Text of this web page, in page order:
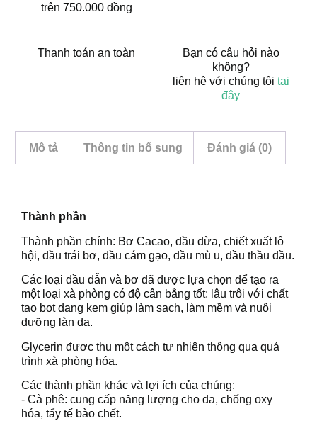
trên 750.000 đồng
Thanh toán an toàn
Bạn có câu hỏi nào
không?
liên hệ với chúng tôi tại
đây
Mô tả Thông tin bổ sung Đánh giá (0)
Thành phần
Thành phần chính: Bơ Cacao, dầu dừa, chiết xuất lô
hội, dầu trái bơ, dầu cám gạo, dầu mù u, dầu thầu dầu.
Các loại dầu dẫn và bơ đã được lựa chọn để tạo ra
một loại xà phòng có độ cân bằng tốt: lâu trôi với chất
tạo bọt dạng kem giúp làm sạch, làm mềm và nuôi
dưỡng làn da.
Glycerin được thu một cách tự nhiên thông qua quá
trình xà phòng hóa.
Các thành phần khác và lợi ích của chúng:
- Cà phê: cung cấp năng lượng cho da, chống oxy
hóa, tẩy tế bào chết.